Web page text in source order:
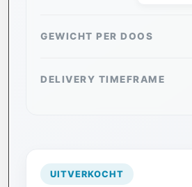
GEWICHT PER DOOS
DELIVERY TIMEFRAME
UITVERKOCHT